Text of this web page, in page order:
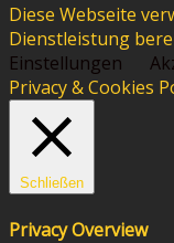
Diese Webseite
Dienstleistung
Einstellungen
Privacy & Cookies
Schließen
Privacy Overview